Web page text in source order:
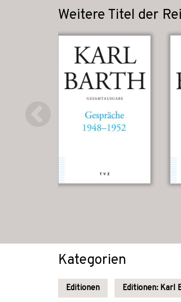
Weitere Titel der
Kategorien
Editionen Editionen: Karl